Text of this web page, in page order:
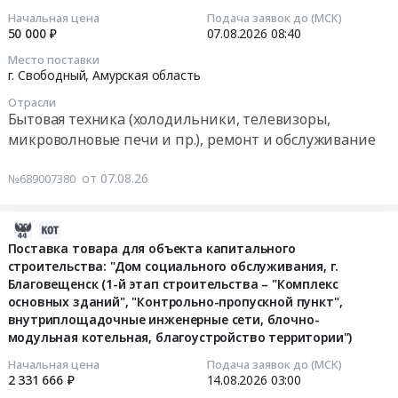
Начальная цена
50 000 ₽
Подача заявок до (МСК)
07.08.2026 08:40
Место поставки
г. Свободный,Амурская область
Отрасли
Бытовая техника (холодильники, телевизоры,
микроволновые печи и пр.), ремонт и обслуживание
№689007380 от 07.08.26
Поставка товара для объекта капитального
строительства: "Дом социального обслуживания, г.
Благовещенск (1-й этап строительства – "Комплекс
основных зданий", "Контрольно-пропускной пункт",
внутриплощадочные инженерные сети, блочно-
модульная котельная, благоустройство территории")
Начальная цена
2 331 666 ₽
Подача заявок до (МСК)
14.08.2026 03:00